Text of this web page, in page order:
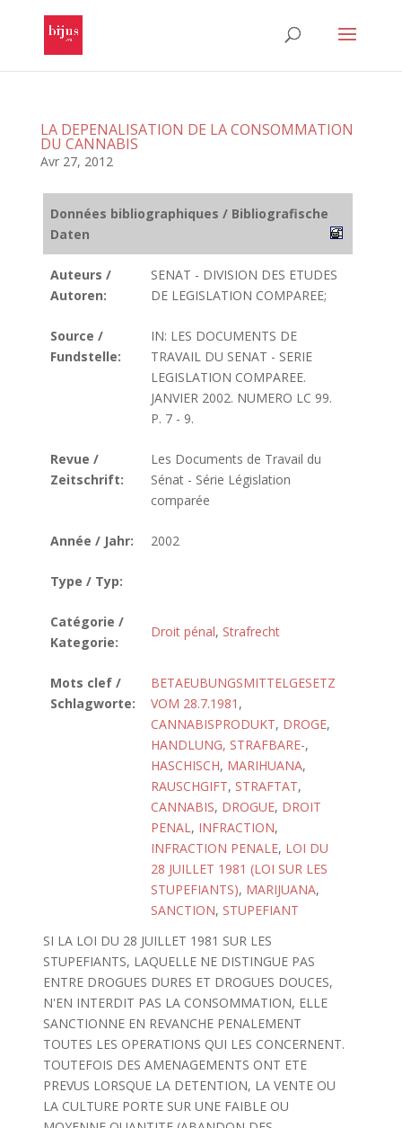
LA DEPENALISATION DE LA CONSOMMATION
DU CANNABIS
Avr 27, 2012
Données bibliographiques / Bibliografische
Daten
Auteurs /
Autoren:
SENAT - DIVISION DES ETUDES
DE LEGISLATION COMPAREE;
Source /
Fundstelle:
IN: LES DOCUMENTS DE
TRAVAIL DU SENAT - SERIE
LEGISLATION COMPAREE.
JANVIER 2002. NUMERO LC 99.
P. 7 - 9.
Revue /
Zeitschrift:
Les Documents de Travail du
Sénat - Série Législation
comparée
Année / Jahr: 2002
Type / Typ:
Catégorie /
Kategorie:
Droit pénal, Strafrecht
Mots clef /
Schlagworte:
BETAEUBUNGSMITTELGESETZ
VOM 28.7.1981 ,
CANNABISPRODUKT, DROGE,
HANDLUNG, STRAFBARE-,
HASCHISCH, MARIHUANA,
RAUSCHGIFT, STRAFTAT,
CANNABIS, DROGUE, DROIT
PENAL, INFRACTION,
INFRACTION PENALE, LOI DU
28 JUILLET 1981 (LOI SUR LES
STUPEFIANTS), MARIJUANA,
SANCTION, STUPEFIANT
SI LA LOI DU 28 JUILLET 1981 SUR LES
STUPEFIANTS, LAQUELLE NE DISTINGUE PAS
ENTRE DROGUES DURES ET DROGUES DOUCES,
N'EN INTERDIT PAS LA CONSOMMATION, ELLE
SANCTIONNE EN REVANCHE PENALEMENT
TOUTES LES OPERATIONS QUI LES CONCERNENT.
TOUTEFOIS DES AMENAGEMENTS ONT ETE
PREVUS LORSQUE LA DETENTION, LA VENTE OU
LA CULTURE PORTE SUR UNE FAIBLE OU